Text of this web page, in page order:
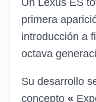
primera
introducción a
octava
Su desarrollo
concepto «